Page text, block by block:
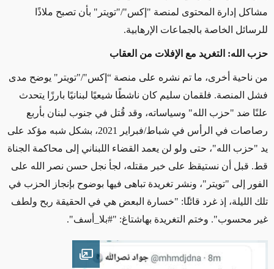
مشاكل إدارة المحتوى لمنصة "إكس"/"تويتر" بأن تصبح ملاذًا
للرسائل الخاصة بالجماعات الإرهابية.
حزب الله: التغريد مع الإفلات من العقاب
من ناحية أخرى، ما تم نشره على منصة “إكس"/"تويتر" يوضح مدى
فشل المنصة. فلقمان سليم كان ناشطًا شيعيًا لبنانيًا بارزًا يتحدث
علنًا ضد "حزب الله" وسياساته، وقد قُتل في جنوب لبنان بأربع
رصاصات في الرأس في شباط/فبراير 2021، بشكل شبه مؤكد على
يد "حزب الله"، حتى ولو لن يعمد القضاء اللبناني إلى محاكمة الجناة
قط. قبل أن نستيقظ على خبر مقتله، لجأ نجل حسن نصر الله على
الفور إلى "تويتر"، ونشر تغريدة تباهى فيها بوضوح بإنجاز الحزب في
تلك الليلة، إذ غرد قائلًا: "خسارة البعض هي في الحقيقة ربح ولطف
غير محسوب". وختم التغريدة بهاشتاغ: "#بلا أسف".
Open image